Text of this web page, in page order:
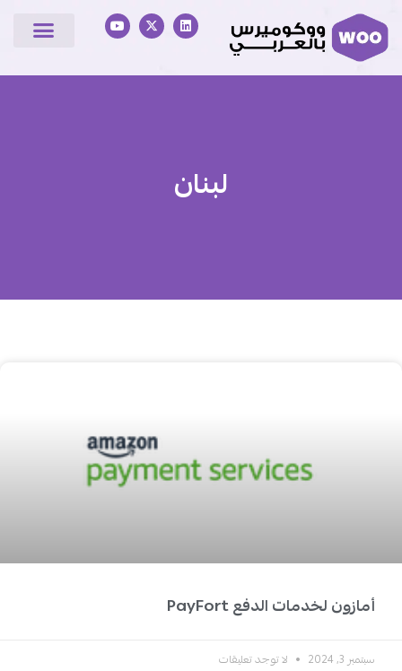
لبنان
أمازون لخدمات الدفع PayFort
سبتمبر 3, 2024 لا توجد تعليقات